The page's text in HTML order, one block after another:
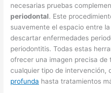
necesarias pruebas
periodontal. Este
suavemente el espacio entre
descartar enfermedades
periodontitis. Todas estas
ofrecer una imagen precisa
cualquier tipo de intervención,
profunda hasta tratamientos